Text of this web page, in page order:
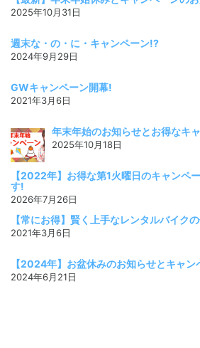
2025年10月31日
週末な・の・に・キャンペーン!?
2024年9月29日
GWキャンペーン開幕!
2021年3月6日
年末年始のお知らせとお得なキ
2025年10月18日
【2022年】お得な第1火曜日のキャンペ
す!
2026年7月26日
【常にお得】賢く上手なレンタルバイク
2021年3月6日
【2024年】お盆休みのお知らせとキャン
2024年6月21日